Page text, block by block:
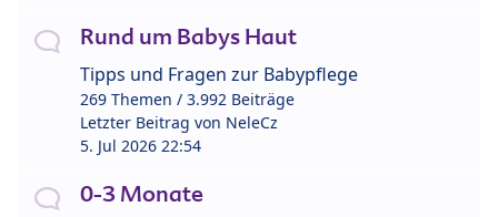
Rund um Babys Haut
Tipps und Fragen zur Babypflege
269 Themen / 3.992 Beiträge
Letzter Beitrag von NeleCz
5. Jul 2026 22:54
0-3 Monate